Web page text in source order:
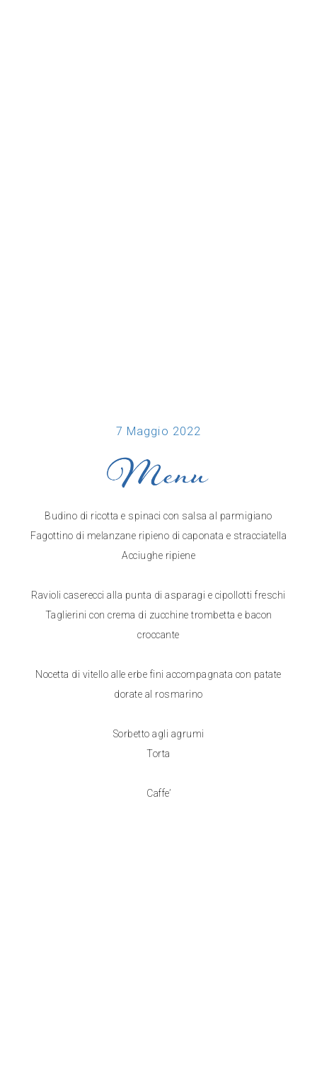
7 Maggio 2022
Budino di ricotta e spinaci con salsa al parmigiano
Fagottino di melanzane ripieno di caponata e stracciatella
Acciughe ripiene
Ravioli caserecci alla punta di asparagi e cipollotti freschi
Taglierini con crema di zucchine trombetta e bacon
croccante
Nocetta di vitello alle erbe fini accompagnata con patate
dorate al rosmarino
Sorbetto agli agrumi
Torta
Caffe’